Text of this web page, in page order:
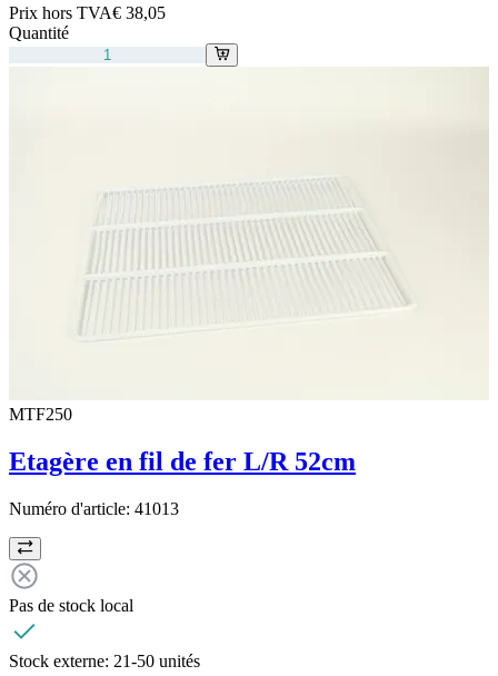
Prix hors TVA€ 38,05
Quantité
MTF250
Etagère en fil de fer L/R 52cm
Numéro d'article: 41013
Pas de stock local
Stock externe: 21-50 unités